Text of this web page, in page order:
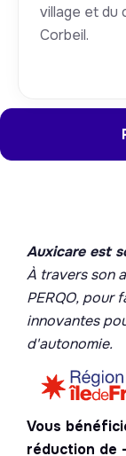
village et du
Corbeil.
Auxicare est
À travers son
PERQO, pour
innovantes
d'autonomie.
Vous
réduction de